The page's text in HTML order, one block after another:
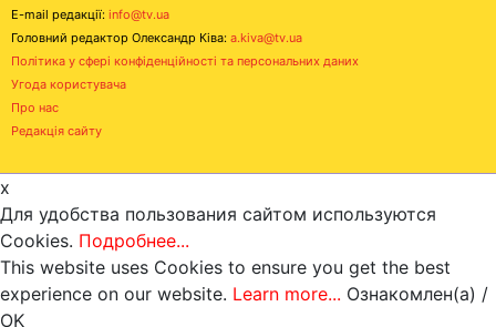
E-mail редакції: info@tv.ua
Головний редактор Олександр Ківа: a.kiva@tv.ua
Політика у сфері конфіденційності та персональних даних
Угода користувача
Про нас
Редакція сайту
x
Для удобства пользования сайтом используются
Cookies. Подробнее...
This website uses Cookies to ensure you get the best
experience on our website. Learn more... Ознакомлен(а) /
OK